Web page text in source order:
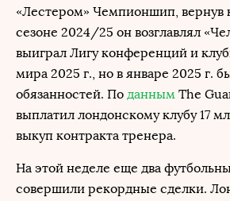
«Лестером» Чемпионшип, вернув
сезоне 2024/25 он возглавлял
выиграл Лигу конференций и
мира 2025 г., но в январе 2025 г.
обязанностей. По данным The
выплатил лондонскому клубу 17
выкуп контракта тренера.
На этой неделе еще два
совершили рекордные сделки.